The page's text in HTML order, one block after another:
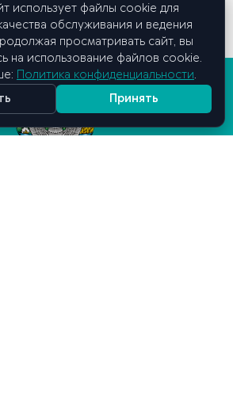
использует файлы cookie для
обслуживания и ведения
просматривать сайт, вы
на использование файлов cookie.
Политика конфиденциальности.
Принять